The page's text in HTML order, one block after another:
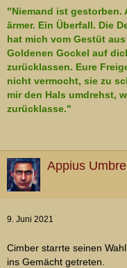
"Niemand ist gestorben.
ärmer. Ein Überfall. Die
hat mich vom Gestüt
Goldenen Gockel auf
zurücklassen. Eure
nicht vermocht, sie zu
mir den Hals umdrehst,
zurücklasse."
Appius
9. Juni 2021
Cimber starrte seinen
ins Gemächt getreten.